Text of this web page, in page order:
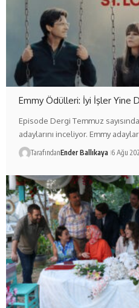
Emmy Ödülleri: İyi İşler Yine
Episode Dergi Temmuz
adaylarını inceliyor. Emmy
TarafındanEnder Ballıkaya 6 Ağu